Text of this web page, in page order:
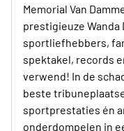
Memorial Van
prestigieuze Wanda
sportliefhebbers,
spektakel, records
verwend! In de
beste
sportprestaties én
onderdompelen in